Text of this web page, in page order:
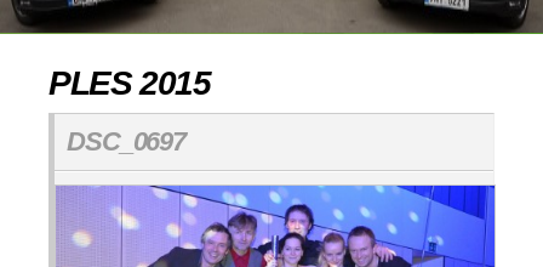
PLES 2015
DSC_0697